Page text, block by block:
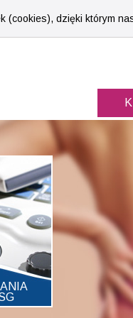
(cookies), dzięki którym